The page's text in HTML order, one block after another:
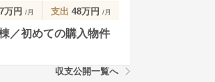
万円 /月 支出 48万円 /月
／初めての購入物件
収支公開一覧へ